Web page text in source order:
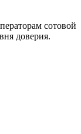
сотовой
доверия.